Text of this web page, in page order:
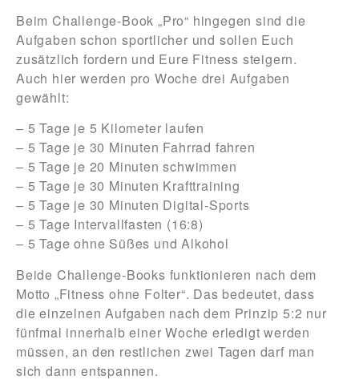
Beim Challenge-Book „Pro“ hingegen sind die
Aufgaben schon sportlicher und sollen Euch
zusätzlich fordern und Eure Fitness steigern.
Auch hier werden pro Woche drei Aufgaben
gewählt:
– 5 Tage je 5 Kilometer laufen
– 5 Tage je 30 Minuten Fahrrad fahren
– 5 Tage je 20 Minuten schwimmen
– 5 Tage je 30 Minuten Krafttraining
– 5 Tage je 30 Minuten Digital-Sports
– 5 Tage Intervallfasten (16:8)
– 5 Tage ohne Süßes und Alkohol
Beide Challenge-Books funktionieren nach dem
Motto „Fitness ohne Folter“. Das bedeutet, dass
die einzelnen Aufgaben nach dem Prinzip 5:2 nur
fünfmal innerhalb einer Woche erledigt werden
müssen, an den restlichen zwei Tagen darf man
sich dann entspannen.